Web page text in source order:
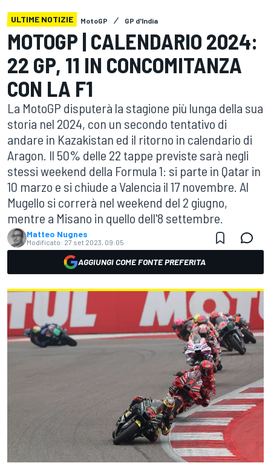
ULTIME NOTIZIE MotoGP GP d'India
MOTOGP | CALENDARIO 2024:
22 GP, 11 IN CONCOMITANZA
CON LA F1
La MotoGP disputerà la stagione più lunga della sua
storia nel 2024, con un secondo tentativo di
andare in Kazakistan ed il ritorno in calendario di
Aragon. Il 50% delle 22 tappe previste sarà negli
stessi weekend della Formula 1: si parte in Qatar in
10 marzo e si chiude a Valencia il 17 novembre. Al
Mugello si correrà nel weekend del 2 giugno,
mentre a Misano in quello dell'8 settembre.
Matteo Nugnes
Modificato: 27 set 2023, 09:05
AGGIUNGI COME FONTE PREFERITA